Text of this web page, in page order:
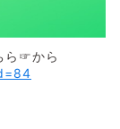
ら☞から